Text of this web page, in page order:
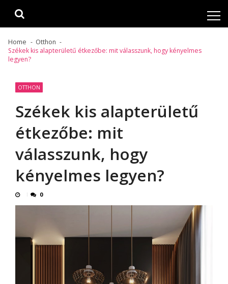
Home
Otthon
Székek kis alapterületű étkezőbe: mit válasszunk, hogy kényelmes
legyen?
OTTHON
Székek kis alapterületű
étkezőbe: mit
válasszunk, hogy
kényelmes legyen?
0